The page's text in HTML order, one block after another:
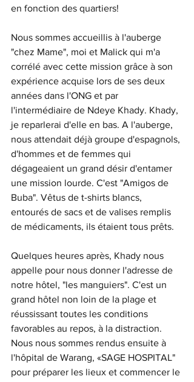
en fonction des quartiers!
Nous sommes accueillis à l'auberge
"chez Mame", moi et Malick qui m'a
corrélé avec cette mission grâce à son
expérience acquise lors de ses deux
années dans l'ONG et par
l'intermédiaire de Ndeye Khady. Khady,
je reparlerai d'elle en bas. A l'auberge,
nous attendait déjà groupe d'espagnols,
d'hommes et de femmes qui
dégageaient un grand désir d'entamer
une mission lourde. C'est "Amigos de
Buba". Vêtus de t-shirts blancs,
entourés de sacs et de valises remplis
de médicaments, ils étaient tous prêts.
Quelques heures après, Khady nous
appelle pour nous donner l'adresse de
notre hôtel, "les manguiers". C'est un
grand hôtel non loin de la plage et
réussissant toutes les conditions
favorables au repos, à la distraction.
Nous nous sommes rendus ensuite à
l'hôpital de Warang, «SAGE HOSPITAL"
pour préparer les lieux et commencer le